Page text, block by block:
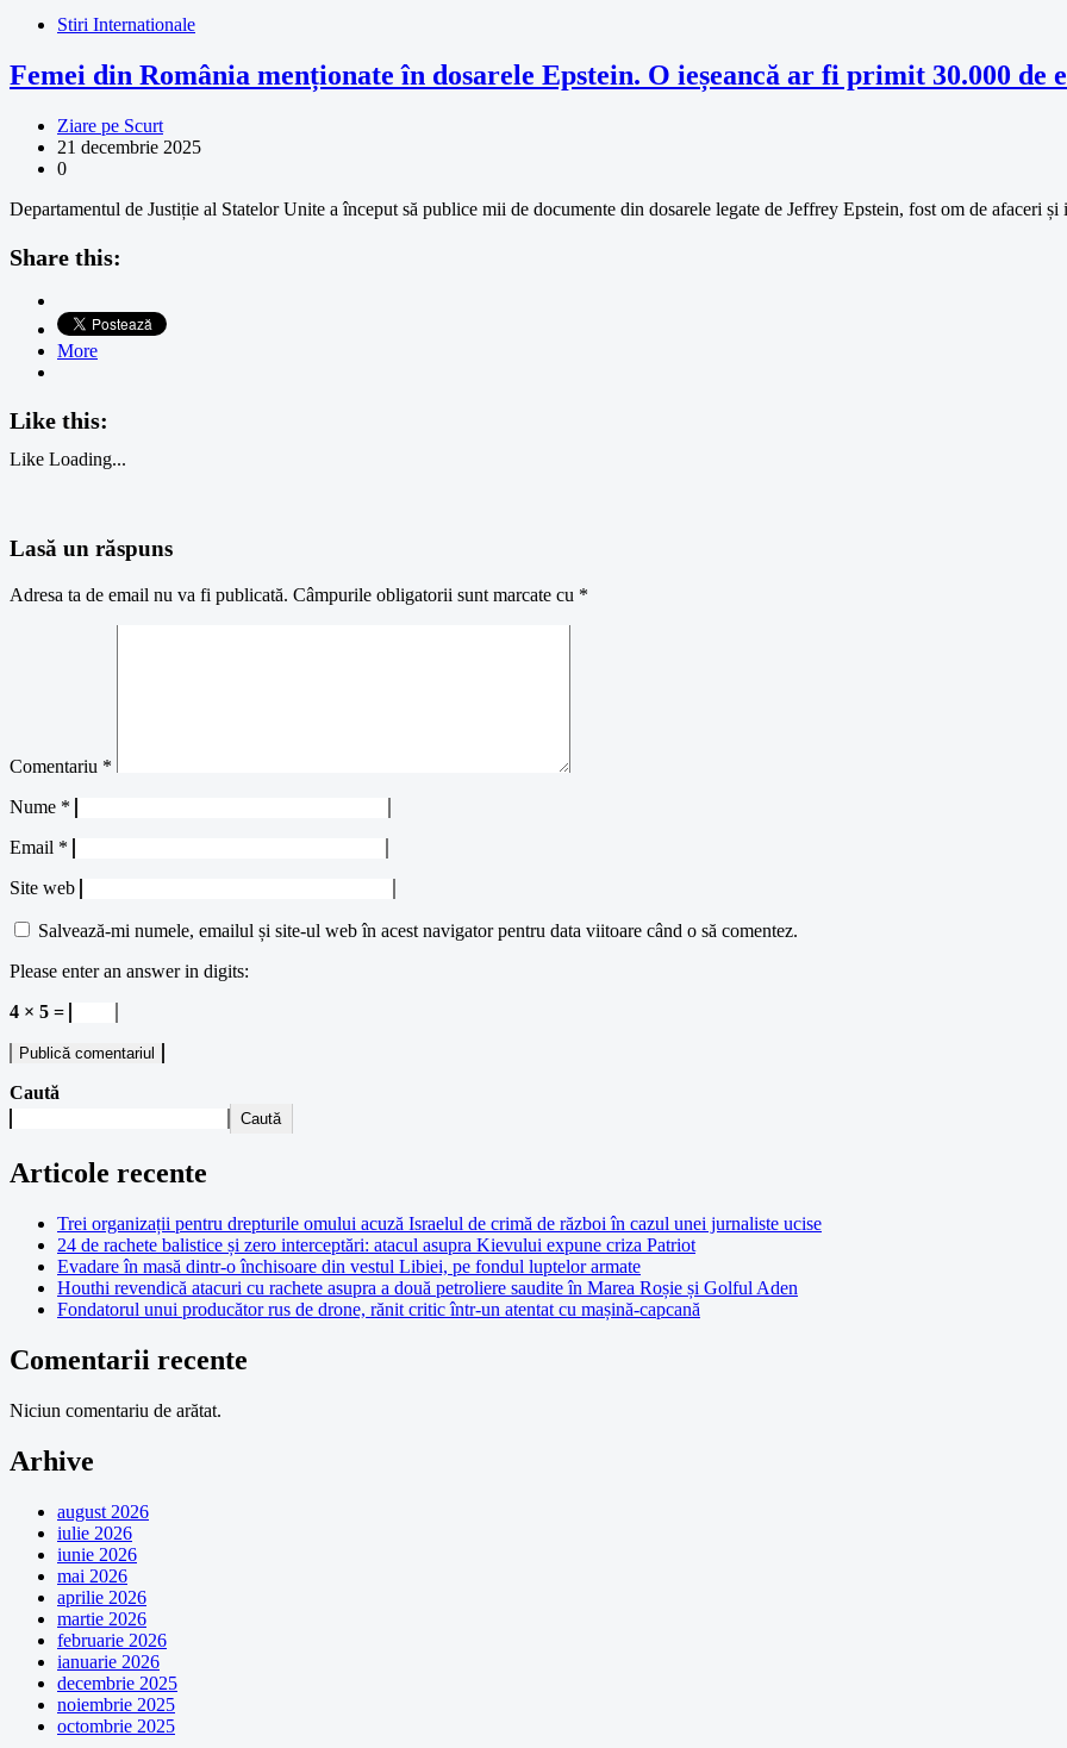
Stiri Internationale
Femei din România menționate în dosarele Epstein. O ieșeancă ar fi primit 30.000 de
Ziare pe Scurt
21 decembrie 2025
0
Departamentul de Justiție al Statelor Unite a început să publice mii de documente din dosarele legate de Jeffrey Epstein, fost om de afaceri
Share this:
More
Like this:
Like Loading...
Lasă un răspuns
Adresa ta de email nu va fi publicată. Câmpurile obligatorii sunt marcate cu *
Comentariu *
Nume *
Email *
Site web
Salvează-mi numele, emailul și site-ul web în acest navigator pentru data viitoare când o să comentez.
Please enter an answer in digits:
4 × 5 =
Caută
Caută
Articole recente
Trei organizații pentru drepturile omului acuză Israelul de crimă de război în cazul unei jurnaliste ucise
24 de rachete balistice și zero interceptări: atacul asupra Kievului expune criza Patriot
Evadare în masă dintr-o închisoare din vestul Libiei, pe fondul luptelor armate
Houthi revendică atacuri cu rachete asupra a două petroliere saudite în Marea Roșie și Golful Aden
Fondatorul unui producător rus de drone, rănit critic într-un atentat cu mașină-capcană
Comentarii recente
Niciun comentariu de arătat.
Arhive
august 2026
iulie 2026
iunie 2026
mai 2026
aprilie 2026
martie 2026
februarie 2026
ianuarie 2026
decembrie 2025
noiembrie 2025
octombrie 2025